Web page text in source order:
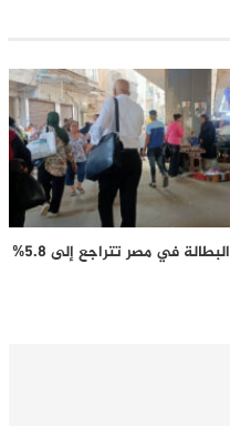
البطالة في مصر تتراجع إلى 5.8%